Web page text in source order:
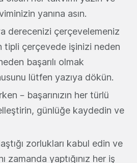
yanına asın.
derecenizi çerçevelemeniz
tipli çerçevede işinizi neden
başarılı olmak
lütfen yazıya dökün.
– başarınızın her türlü
günlüğe kaydedin ve
zorlukları kabul edin ve
zamanda yaptığınız her iş